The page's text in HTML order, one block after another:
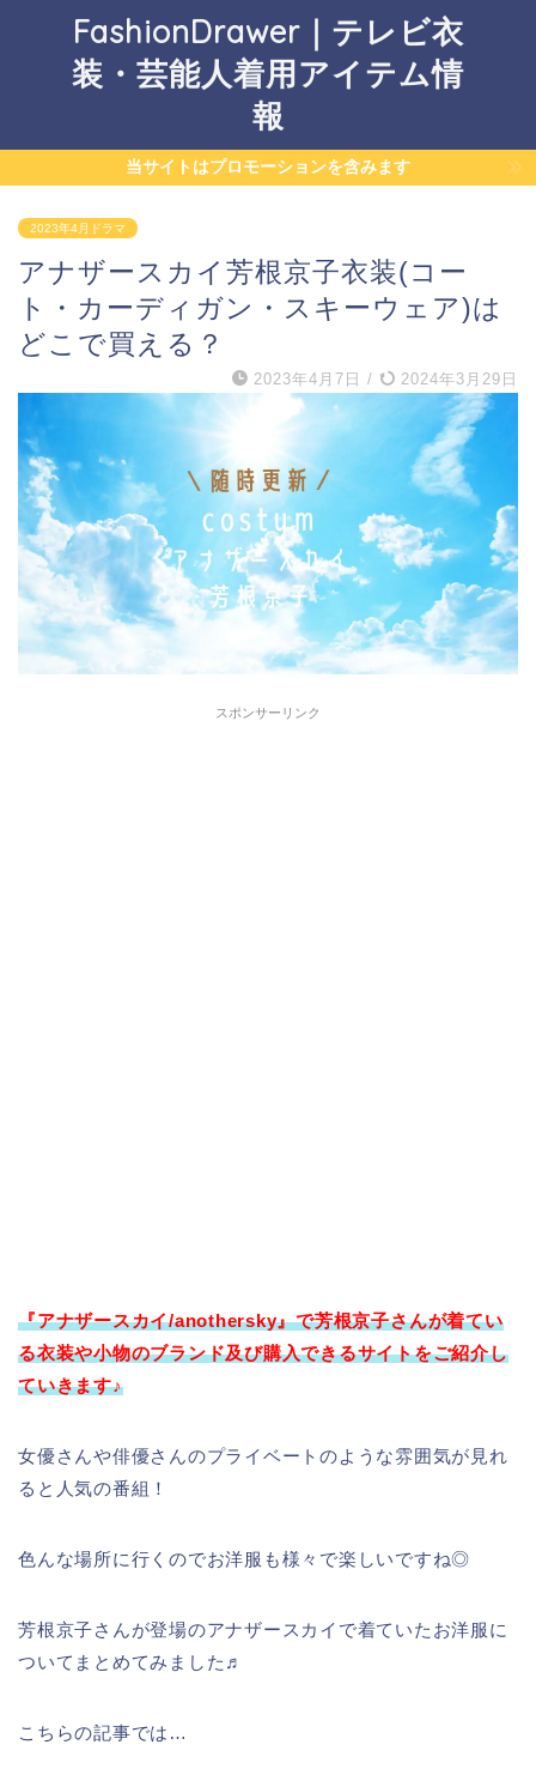
FashionDrawer｜テレビ衣
装・芸能人着用アイテム情
報
当サイトはプロモーションを含みます
2023年4月ドラマ
アナザースカイ芳根京子衣装(コー
ト・カーディガン・スキーウェア)は
どこで買える？
2023年4月7日 / 2024年3月29日
スポンサーリンク
『アナザースカイ/anothersky』で芳根京子さんが着てい
る衣装や小物のブランド及び購入できるサイトをご紹介し
ていきます♪
女優さんや俳優さんのプライベートのような雰囲気が見れ
ると人気の番組！
色んな場所に行くのでお洋服も様々で楽しいですね◎
芳根京子さんが登場のアナザースカイで着ていたお洋服に
ついてまとめてみました♬
こちらの記事では…